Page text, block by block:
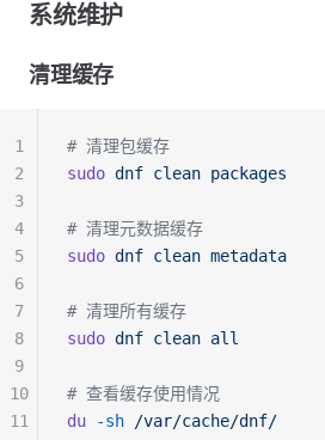
系统维护
清理缓存
# 清理包缓存
sudo dnf clean packages
# 清理元数据缓存
sudo dnf clean metadata
# 清理所有缓存
sudo dnf clean all
# 查看缓存使用情况
du -sh /var/cache/dnf/
1
2
3
4
5
6
7
8
9
10
11